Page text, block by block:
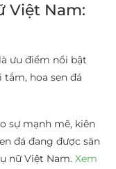
Việt Nam:
ưu điểm nổi bật
tắm, hoa sen đá
sự mạnh mẽ, kiên
đá đang được săn
nữ Việt Nam. Xem